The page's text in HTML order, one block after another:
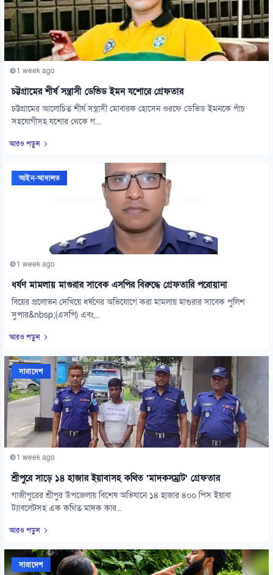
1 week ago
চট্টগ্রামের শীর্ষ সন্ত্রাসী ডেভিড ইমন যশোরে গ্রেফতার
চট্টগ্রামের আলোচিত শীর্ষ সন্ত্রাসী মোবারক হোসেন ওরফে ডেভিড ইমনকে পাঁচ
সহযোগীসহ যশোর থেকে গ...
আরও পড়ুন
আইন-আদালত
1 week ago
ধর্ষণ মামলায় মাগুরার সাবেক এসপির বিরুদ্ধে গ্রেফতারি পরোয়ানা
বিয়ের প্রলোভন দেখিয়ে ধর্ষণের অভিযোগে করা মামলায় মাগুরার সাবেক পুলিশ
সুপার&nbsp;(এসপি) এবং...
আরও পড়ুন
সারাদেশ
1 week ago
শ্রীপুরে সাড়ে ১৪ হাজার ইয়াবাসহ কথিত ‘মাদকসম্রাট’ গ্রেফতার
গাজীপুরের শ্রীপুর উপজেলায় বিশেষ অভিযানে ১৪ হাজার ৪০০ পিস ইয়াবা
ট্যাবলেটসহ এক কথিত মাদক কার...
আরও পড়ুন
সারাদেশ